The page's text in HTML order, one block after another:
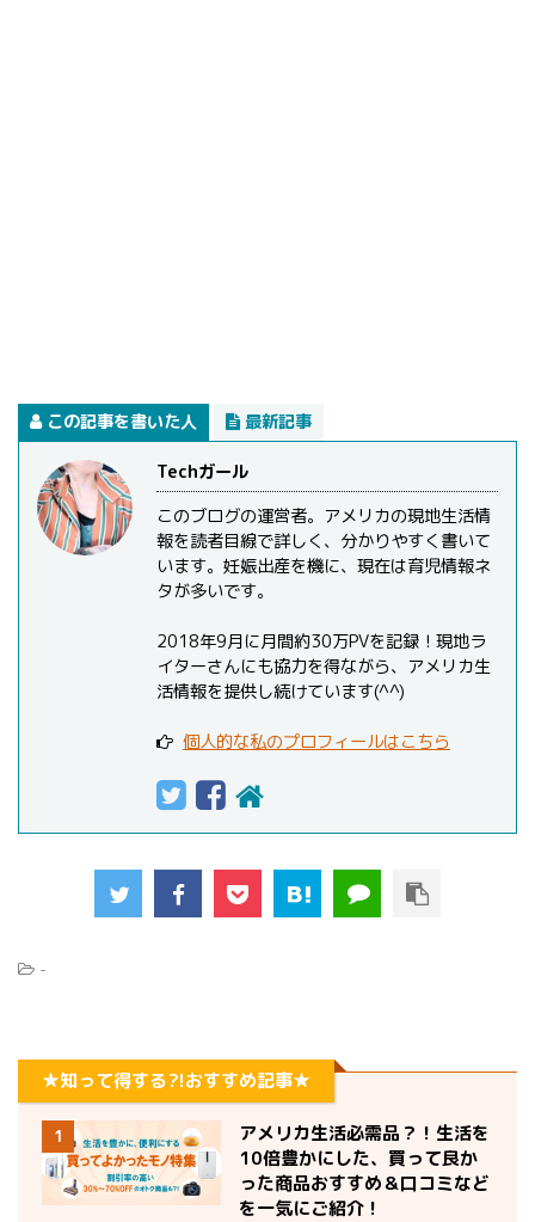
この記事を書いた人 最新記事
Techガール
このブログの運営者。アメリカの現地生活情
報を読者目線で詳しく、分かりやすく書いて
います。妊娠出産を機に、現在は育児情報ネ
タが多いです。
2018年9月に月間約30万PVを記録！現地ラ
イターさんにも協力を得ながら、アメリカ生
活情報を提供し続けています(^^)
個人的な私のプロフィールはこちら
-
★知って得する?!おすすめ記事★
1
アメリカ生活必需品？！生活を
10倍豊かにした、買って良か
った商品おすすめ＆口コミなど
を一気にご紹介！